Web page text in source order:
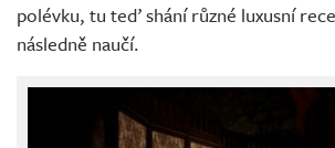
polévku, tu teď shání různé luxusní
následně naučí.